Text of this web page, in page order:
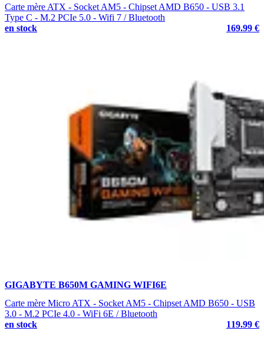
Carte mère ATX - Socket AM5 - Chipset AMD B650 - USB 3.1
Type C - M.2 PCIe 5.0 - Wifi 7 / Bluetooth
en stock
169.99 €
GIGABYTE B650M GAMING WIFI6E
Carte mère Micro ATX - Socket AM5 - Chipset AMD B650 - USB
3.0 - M.2 PCIe 4.0 - WiFi 6E / Bluetooth
en stock
119.99 €